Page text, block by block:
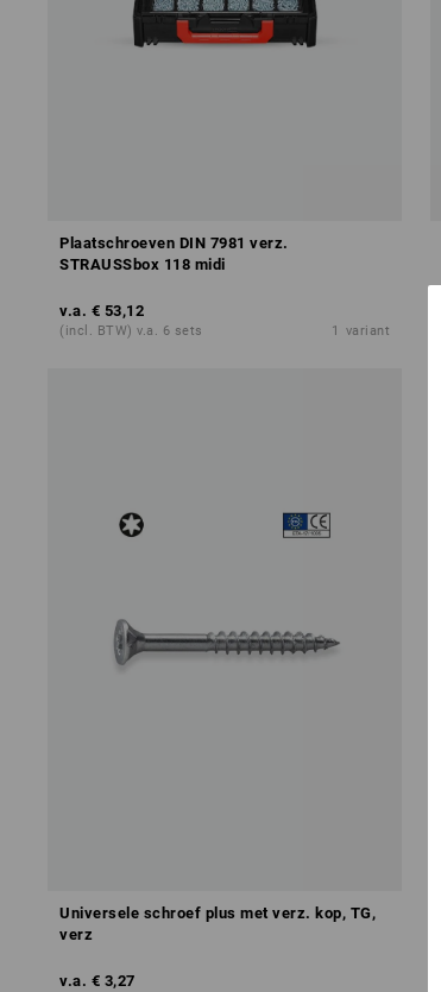
Plaatschroeven DIN 7981 verz.
STRAUSSbox 118 midi
v.a. € 53,12
(incl. BTW) v.a. 6 sets 1 variant
Universele schroef plus met verz. kop, TG,
verz
v.a. € 3,27